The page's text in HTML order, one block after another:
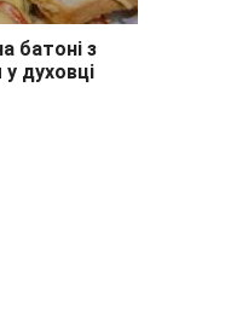
батоні з
духовці